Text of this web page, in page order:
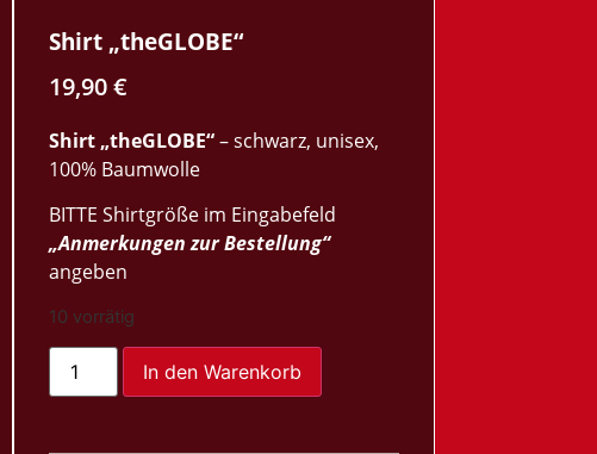
Shirt „theGLOBE“
19,90€
Shirt „theGLOBE“– schwarz, unisex,
100% Baumwolle
BITTE Shirtgröße im Eingabefeld
„Anmerkungen zur Bestellung“
angeben
10 vorrätig
In den Warenkorb